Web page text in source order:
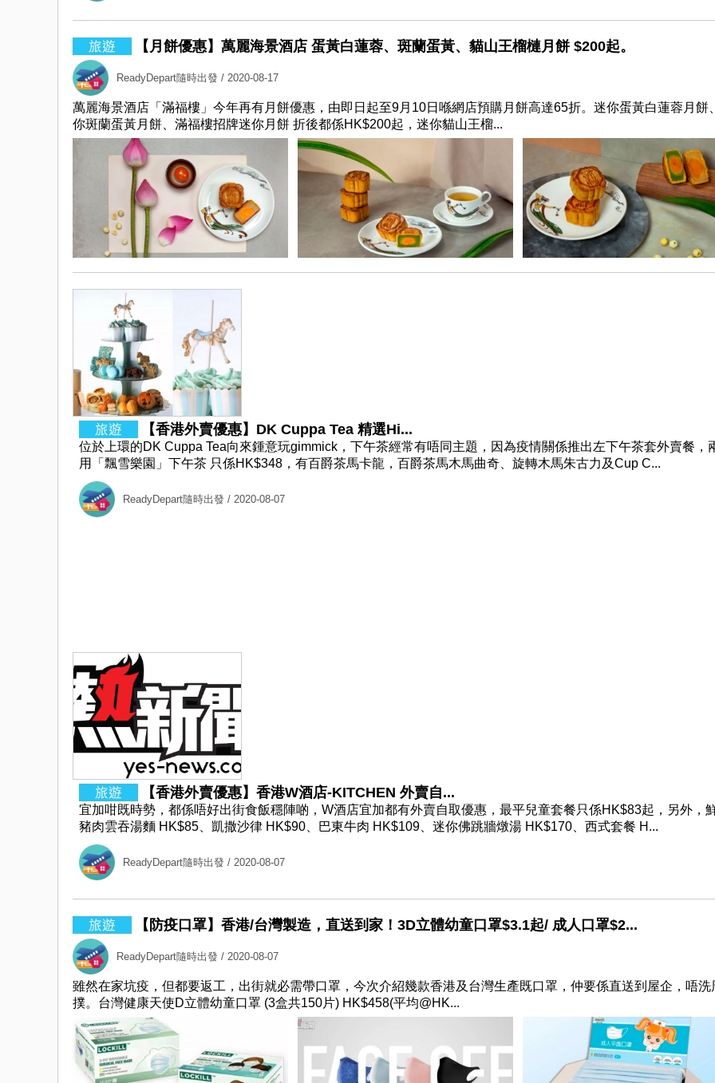
【月餅優惠】萬麗海景酒店 蛋黃白蓮蓉、斑蘭蛋黃、貓山王榴槤月餅 $200起。
ReadyDepart隨時出發 / 2020-08-17
萬麗海景酒店「滿福樓」今年再有月餅優惠，由即日起至9月10日喺網店預購月餅高達65折。迷你蛋黃白蓮蓉月餅
你斑蘭蛋黃月餅、滿福樓招牌迷你月餅 折後都係HK$200起，迷你貓山王榴...
【香港外賣優惠】DK Cuppa Tea 精選Hi...
位於上環的DK Cuppa Tea向來鍾意玩gimmick，下午茶經常有唔同主題，因為疫情關係推出左下午茶套外賣餐，
用「飄雪樂園」下午茶 只係HK$348，有百爵茶馬卡龍，百爵茶馬木馬曲奇、旋轉木馬朱古力及Cup C...
ReadyDepart隨時出發 / 2020-08-07
【香港外賣優惠】香港W酒店-KITCHEN 外賣自...
宜加咁既時勢，都係唔好出街食飯穩陣啲，W酒店宜加都有外賣自取優惠，最平兒童套餐只係HK$83起，另外，
豬肉雲吞湯麵 HK$85、凱撒沙律 HK$90、巴東牛肉 HK$109、迷你佛跳牆燉湯 HK$170、西式套餐 H...
ReadyDepart隨時出發 / 2020-08-07
【防疫口罩】香港/台灣製造，直送到家！3D立體幼童口罩$3.1起/ 成人口罩$2...
ReadyDepart隨時出發 / 2020-08-07
雖然在家坑疫，但都要返工，出街就必需帶口罩，今次介紹幾款香港及台灣生產既口罩，仲要係直送到屋企，唔洗
撲。台灣健康天使D立體幼童口罩 (3盒共150片) HK$458(平均@HK...